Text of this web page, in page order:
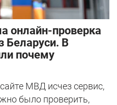
онлайн-проверка
Беларуси. В
почему
МВД исчез сервис,
было проверить,